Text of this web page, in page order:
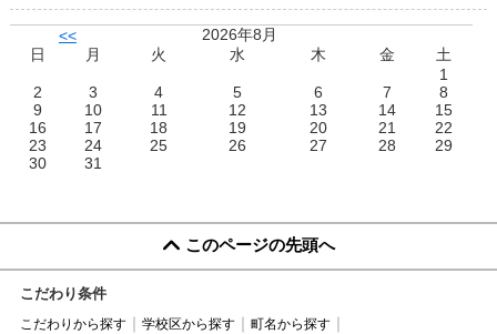
<<
2026年8月
日
月 火 水 木 金
土
1
2
3 4 5 6 7
8
9
10 11 12 13 14
15
16
17 18 19 20 21
22
23
24 25 26 27 28
29
30
31
このページの先頭へ
こだわり条件
こだわりから探す 学校区から探す
町名から探す